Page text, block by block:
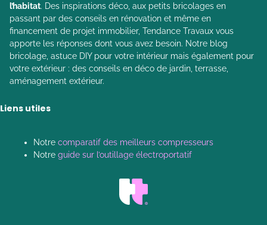
l’habitat. Des inspirations déco, aux petits bricolages en
passant par des conseils en rénovation et même en
financement de projet immobilier, Tendance Travaux vous
apporte les réponses dont vous avez besoin. Notre blog
bricolage, astuce DIY pour votre intérieur mais également pour
votre extérieur : des conseils en déco de jardin, terrasse,
aménagement extérieur.
Liens utiles
Notre comparatif des meilleurs compresseurs
Notre guide sur l’outillage électroportatif